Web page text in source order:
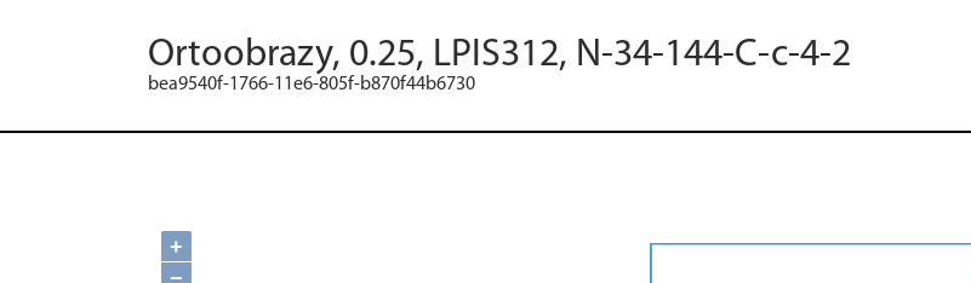
Ortoobrazy, 0.25, LPIS312, N-34-144-C-c-4-2
bea9540f-1766-11e6-805f-b870f44b6730
+
−